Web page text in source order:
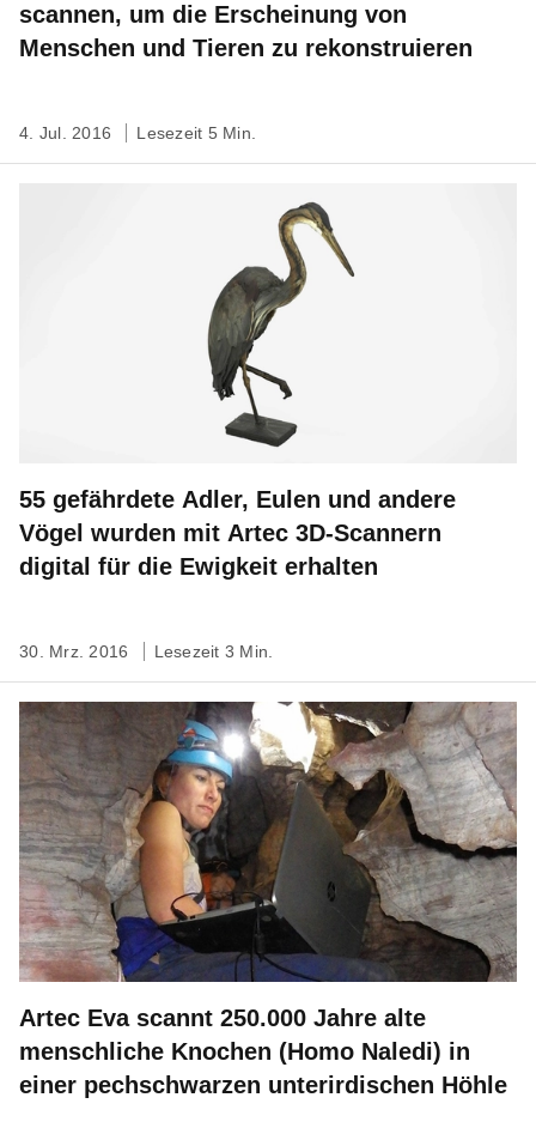
scannen, um die Erscheinung von
Menschen und Tieren zu rekonstruieren
4. Jul. 2016 Lesezeit 5 Min.
55 gefährdete Adler, Eulen und andere
Vögel wurden mit Artec 3D-Scannern
digital für die Ewigkeit erhalten
30. Mrz. 2016 Lesezeit 3 Min.
Artec Eva scannt 250.000 Jahre alte
menschliche Knochen (Homo Naledi) in
einer pechschwarzen unterirdischen Höhle